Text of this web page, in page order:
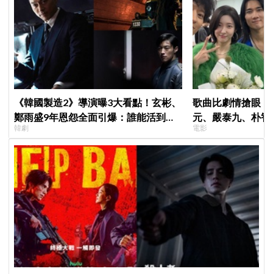
《韓國製造2》導演曝3大看點！玄彬、
鄭雨盛9年恩怨全面引爆：誰能活到最
後？
韓劇
歌曲比劇情搶眼
元、嚴泰九、朴
曲《Love Is》超
電影